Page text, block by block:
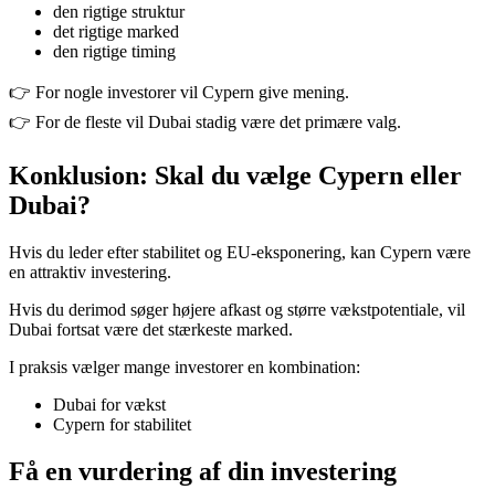
den rigtige struktur
det rigtige marked
den rigtige timing
👉 For nogle investorer vil Cypern give mening.
👉 For de fleste vil Dubai stadig være det primære valg.
Konklusion: Skal du vælge Cypern eller
Dubai?
Hvis du leder efter stabilitet og EU-eksponering, kan Cypern være
en attraktiv investering.
Hvis du derimod søger højere afkast og større vækstpotentiale, vil
Dubai fortsat være det stærkeste marked.
I praksis vælger mange investorer en kombination:
Dubai for vækst
Cypern for stabilitet
Få en vurdering af din investering